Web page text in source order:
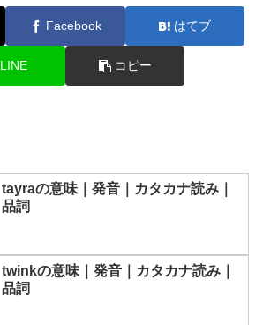
Facebook はてブ
LINE コピー
tayraの意味｜発音｜カタカナ読み｜
品詞
twinkの意味｜発音｜カタカナ読み｜
品詞